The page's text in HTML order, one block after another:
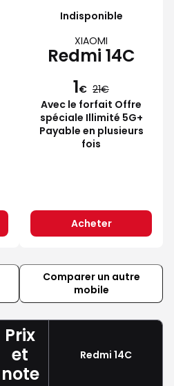
Indisponible
XIAOMI
Redmi 14C
1€ 21
Avec le forfait Offre
spéciale Illimité 5G+
Payable en plusieurs
fois
Acheter
Comparer un autre
mobile
Prix
et
note
Redmi 14C